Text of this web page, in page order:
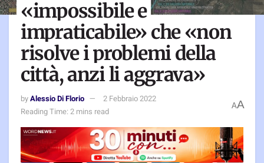
«impossibile e
impraticabile» che «non
risolve i problemi della
città, anzi li aggrava»
byAlessio Di Florio
2 Febbraio 2022
Reading Time: 2 mins read
AA